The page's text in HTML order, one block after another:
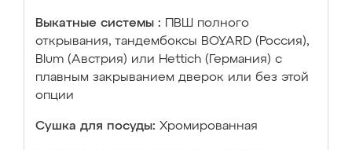
Выкатные системы :
ПВШ полного
открывания, тандембоксы BOYARD (Россия),
Blum (Австрия) или Hettich (Германия) с
плавным закрыванием дверок или без этой
опции
Сушка для посуды: Хромированная